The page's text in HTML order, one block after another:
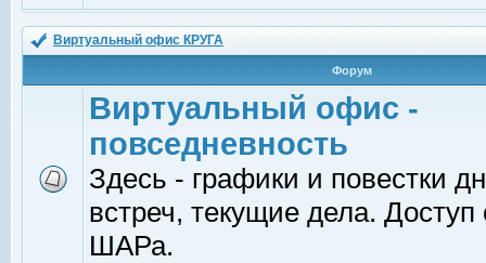
Виртуальный офис КРУГА
Форум
Виртуальный офис -
повседневность
Здесь - графики и повестки
встреч, текущие дела.
ШАРа.